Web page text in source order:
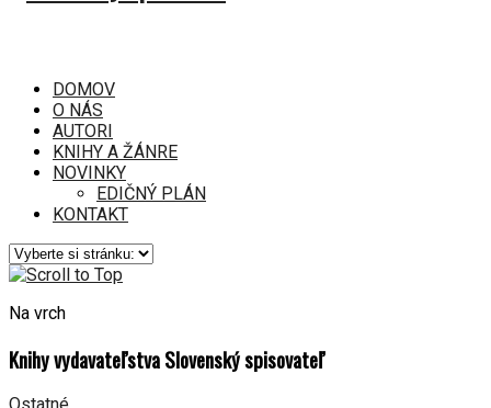
DOMOV
O NÁS
AUTORI
KNIHY A ŽÁNRE
NOVINKY
EDIČNÝ PLÁN
KONTAKT
Na vrch
Knihy vydavateľstva Slovenský spisovateľ